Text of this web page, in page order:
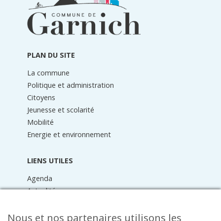
PLAN DU SITE
La commune
Politique et administration
Citoyens
Jeunesse et scolarité
Mobilité
Energie et environnement
LIENS UTILES
Agenda
Actualités
Raider online
Nous et nos partenaires utilisons les